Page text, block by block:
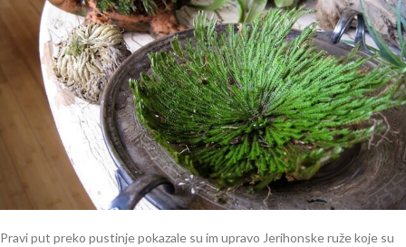
Pravi put preko pustinje pokazale su im upravo Jerihonske ruže koje su